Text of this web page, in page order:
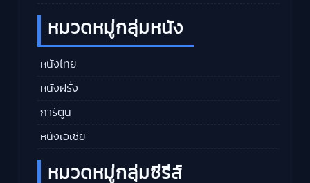
หมวดหมู่กลุ่มหนัง
หนังไทย
หนังฝรั่ง
การ์ตูน
หนังเอเชีย
หมวดหมู่กลุ่มซีรีส์